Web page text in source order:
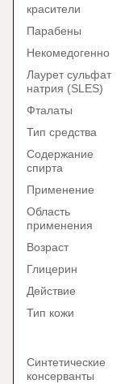
красители
Парабены
Некомедогенно
Лаурет сульфат
натрия (SLES)
Фталаты
Тип средства
Содержание
спирта
Применение
Область
применения
Возраст
Глицерин
Действие
Тип кожи
Синтетические
консерванты